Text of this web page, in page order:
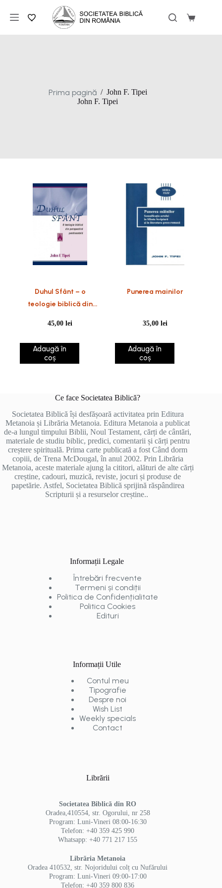
conținut
Coș
Prima pagină / John F. Tipei
John F. Tipei
Duhul Sfânt – o
teologie biblică din
penticostală
45,00lei
Adaugă în
coș
Punerea mainilor
35,00lei
Adaugă în
coș
Ce face Societatea Biblică?
Societatea Biblică își desfășoară activitatea prin Editura
Metanoia și Librăria Metanoia. Editura Metanoia a publicat
de-a lungul timpului Biblii, Noul Testament, cărți de cântări,
materiale de studiu biblic, predici, comentarii și cărți pentru
creștere spirituală. Prima carte publicată a fost Când dorm
copiii, de Trena McDougal, în anul 2002. Prin Librăria
Metanoia, aceste materiale ajung la cititori, alături de alte cărți
creștine, cadouri, muzică, reviste, jocuri și produse de
papetărie. Astfel, Societatea Biblică sprijină răspândirea
Scripturii și a resurselor creștine..
Informații Legale
Întrebări frecvente
Termeni și condiții
Politica de Confidențialitate
Politica Cookies
Edituri
Informații Utile
Contul meu
Tipografie
Despre noi
Wish List
Weekly specials
Contact
Librării
Societatea Biblică din RO
Oradea,410554, str. Ogorului, nr 258
Program: Luni-Vineri 08:00-16:30
Telefon: +40 359 425 990
Whatsapp: +40 771 217 155
Librăria Metanoia
Oradea 410532, str. Nojoridului colț cu Nufărului
Program: Luni-Vineri 09:00-17:00
Telefon: +40 359 800 836